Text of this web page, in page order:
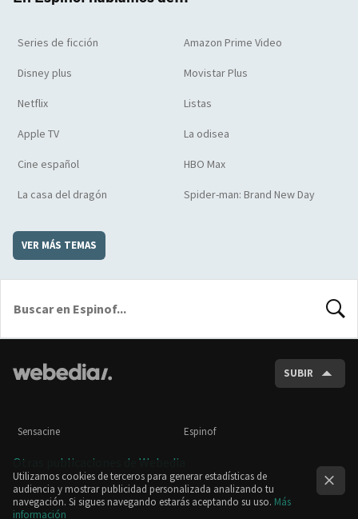
Series de ficción Amazon Prime Video
Disney plus Movistar Plus
Netflix Listas
Apple TV La odisea
Cine español HBO Max
La casa del dragón Spider-man: Brand New Day
VER MÁS TEMAS
SUBIR
Sensacine Espinof
Otras publicaciones de Webedia
Utilizamos cookies de terceros para generar estadísticas de
audiencia y mostrar publicidad personalizada analizando tu
navegación. Si sigues navegando estarás aceptando su uso. Más
información